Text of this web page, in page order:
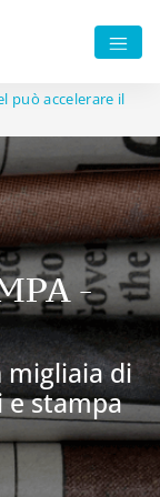
può accelerare il
-
di
e stampa